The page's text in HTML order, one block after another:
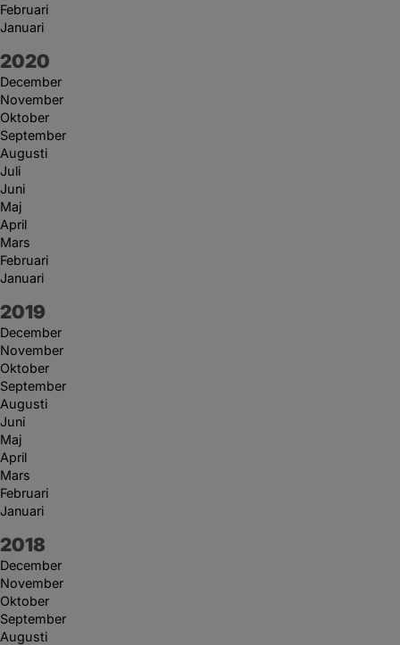
Februari
Januari
År:
2020
December
November
Oktober
September
Augusti
Juli
Juni
Maj
April
Mars
Februari
Januari
År:
2019
December
November
Oktober
September
Augusti
Juni
Maj
April
Mars
Februari
Januari
År:
2018
December
November
Oktober
September
Augusti